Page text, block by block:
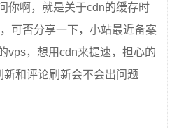
你啊，就是关于cdn的缓存时
可否分享一下，小站最近备案
vps，想用cdn来提速，担心的
和评论刷新会不会出问题